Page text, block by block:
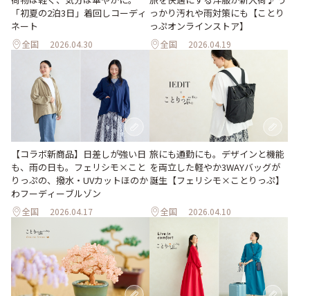
「初夏の2泊3日」着回しコーディ
ネート
全国 2026.04.30
っかり汚れや雨対策にも【ことり
っぷオンラインストア】
全国 2026.04.19
【コラボ新商品】日差しが強い日
も、雨の日も。フェリシモ×こと
りっぷの、撥水・UVカットほのか
わフーディーブルゾン
全国 2026.04.17
旅にも通勤にも。デザインと機能
を両立した軽やか3WAYバッグが
誕生【フェリシモ×ことりっぷ】
全国 2026.04.10